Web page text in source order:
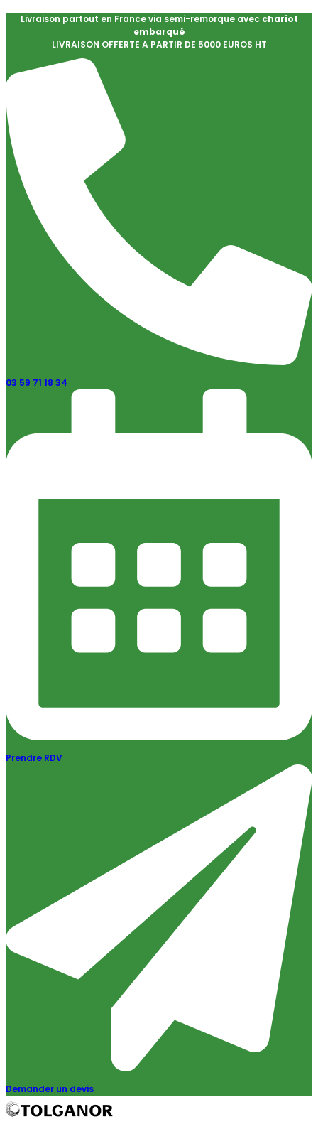
Livraison partout en France via semi-remorque avec chariot
embarqué
LIVRAISON OFFERTE A PARTIR DE 5000 EUROS HT
03 59 71 18 34
Prendre RDV
Demander un devis